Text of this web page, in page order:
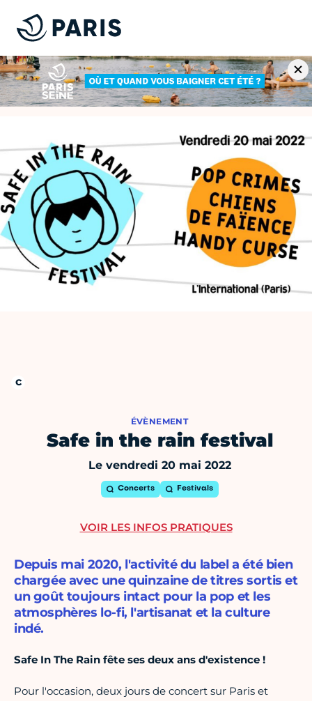
ÉVÈNEMENT
Safe in the rain festival
Le vendredi 20 mai 2022
Concerts Festivals
Depuis mai 2020, l'activité du label a été bien
chargée avec une quinzaine de titres sortis et
un goût toujours intact pour la pop et les
atmosphères lo-fi, l'artisanat et la culture
indé.
Safe In The Rain fête ses deux ans d'existence !
Pour l'occasion, deux jours de concert sur Paris et
VOIR LES INFOS PRATIQUES